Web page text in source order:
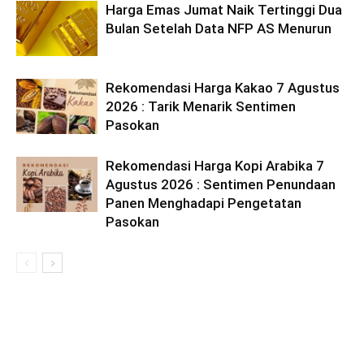
Harga Emas Jumat Naik Tertinggi Dua
Bulan Setelah Data NFP AS Menurun
Rekomendasi Harga Kakao 7 Agustus
2026 : Tarik Menarik Sentimen
Pasokan
Rekomendasi Harga Kopi Arabika 7
Agustus 2026 : Sentimen Penundaan
Panen Menghadapi Pengetatan
Pasokan